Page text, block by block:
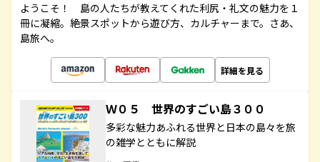
ようこそ！ 島の人たちが教えてくれた利尻・礼文の魅力を１
冊に凝縮。絶景スポットから遊び方、カルチャーまで。さあ、
島旅へ。
詳細を見る
Ｗ０５ 世界のすごい島３００
多彩な魅力あふれる世界と日本の島々を旅
の雑学とともに解説